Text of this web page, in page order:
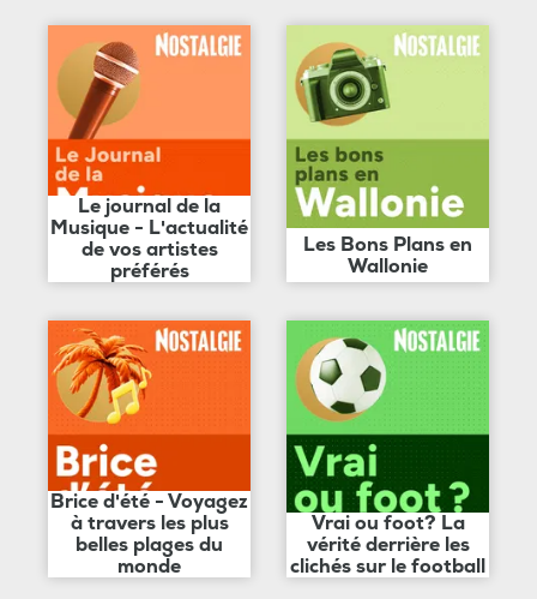
Le journal de la
Musique - L'actualité
de vos artistes
préférés
Les Bons Plans en
Wallonie
Brice d'été - Voyagez
à travers les plus
belles plages du
monde
Vrai ou foot? La
vérité derrière les
clichés sur le football